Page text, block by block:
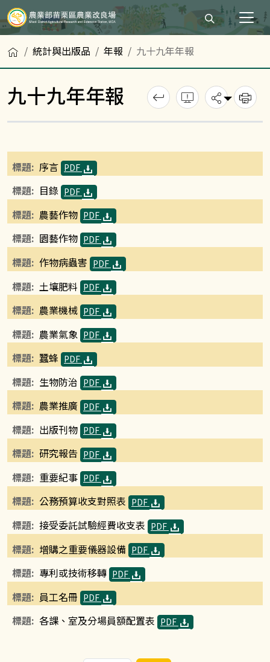
打開搜尋輸入
首頁統計與出版品 年報 九十九年年報
九十九年年報 回上一頁錯誤回報
分享
列
序言 PDF
目錄 PDF
農藝作物 PDF
園藝作物 PDF
作物病蟲害 PDF
土壤肥料 PDF
農業機械 PDF
農業氣象 PDF
蠶蜂 PDF
生物防治 PDF
農業推廣 PDF
出版刊物 PDF
研究報告 PDF
重要紀事 PDF
公務預算收支對照表 PDF
接受委託試驗經費收支表 PDF
增購之重要儀器設備 PDF
專利或技術移轉 PDF
員工名冊 PDF
各課、室及分場員額配置表 PDF